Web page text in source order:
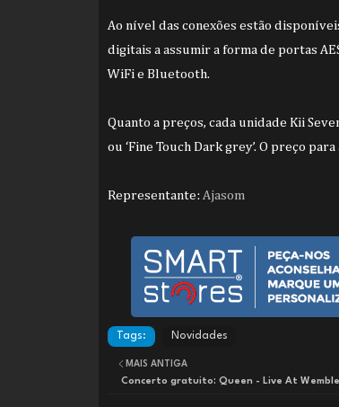
Ao nível das conexões estão
digitais a assumir a forma de portas
WiFi e Bluetooth.
Quanto a preços, cada unidade Kii
ou ‘Fine Touch Dark grey’. O preço
Representante: Ajasom
Tags: Novidades
MAIS ANTIGA
Concerto gratuito: Queen - Live At